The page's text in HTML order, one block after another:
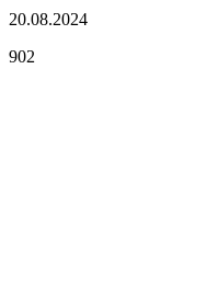
20.08.2024
902